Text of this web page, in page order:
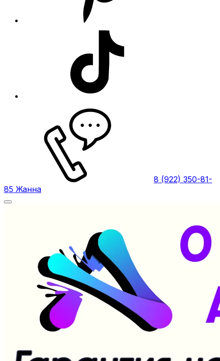
8 (922) 350-81-
85 Жанна